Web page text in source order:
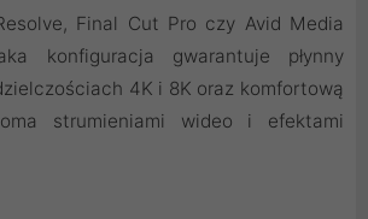
Final Cut Pro czy Avid Media
konfiguracja gwarantuje płynny
4K i 8K oraz komfortową
strumieniami wideo i efektami